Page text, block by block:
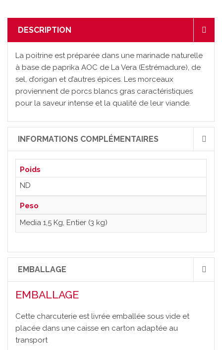
DESCRIPTION
La poitrine est préparée dans une marinade naturelle
à base de paprika AOC de La Vera (Estrémadure), de
sel, d’origan et d’autres épices. Les morceaux
proviennent de porcs blancs gras caractéristiques
pour la saveur intense et la qualité de leur viande.
INFORMATIONS COMPLÉMENTAIRES
Poids
ND
Peso
Media 1,5 Kg, Entier (3 kg)
EMBALLAGE
EMBALLAGE
Cette charcuterie est livrée emballée sous vide et
placée dans une caisse en carton adaptée au
transport